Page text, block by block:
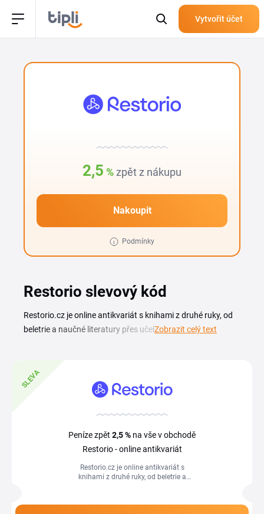
Vytvořit účet
2,5 % zpět z nákupu
Nakoupit
Podmínky
Restorio slevový kód
Restorio.cz je online antikvariát s knihami z druhé ruky, od
beletrie a naučné literatury přes učebnice a slovníky až po
knihovny i k běžné četbě, ještě levněji. Aktuální přehled
kupónů a slevových kódů najdeš na této stránce. Sleva se
uplatní vložením kódu do pole v košíku, stačí ho zkopírovat
z přehledu a dokončit nákup přímo na restorio.cz. Na této
antikvární knihy za výhodnější cenu.
Zobrazit celý text
SLEVA
Peníze zpět 2,5 % na vše v obchodě
Restorio - online antikvariát
Restorio.cz je online antikvariát s
knihami z druhé ruky, od beletrie a